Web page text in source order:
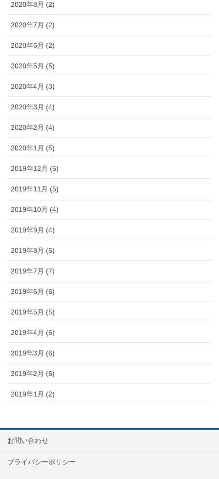
2020年8月 (2)
2020年7月 (2)
2020年6月 (2)
2020年5月 (5)
2020年4月 (3)
2020年3月 (4)
2020年2月 (4)
2020年1月 (5)
2019年12月 (5)
2019年11月 (5)
2019年10月 (4)
2019年9月 (4)
2019年8月 (5)
2019年7月 (7)
2019年6月 (6)
2019年5月 (5)
2019年4月 (6)
2019年3月 (6)
2019年2月 (6)
2019年1月 (2)
お問い合わせ
プライバシーポリシー